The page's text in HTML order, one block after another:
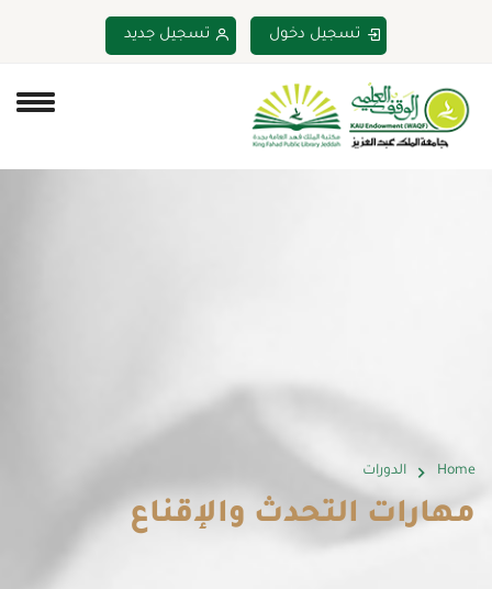
تسجيل دخول تسجيل جديد
Home الدورات
مهارات التحدث والإقناع